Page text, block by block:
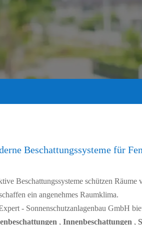
Beschattungssysteme für
Beschattungssysteme schützen Räume
ein angenehmes Raumklima.
- Sonnenschutzanlagenbau GmbH
,Innenbeschattungen ,